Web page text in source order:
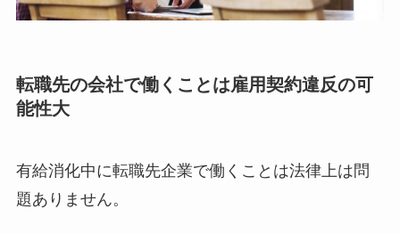
転職先の会社で働くことは雇用契約違反の可
能性大
有給消化中に転職先企業で働くことは法律上は問
題ありません。